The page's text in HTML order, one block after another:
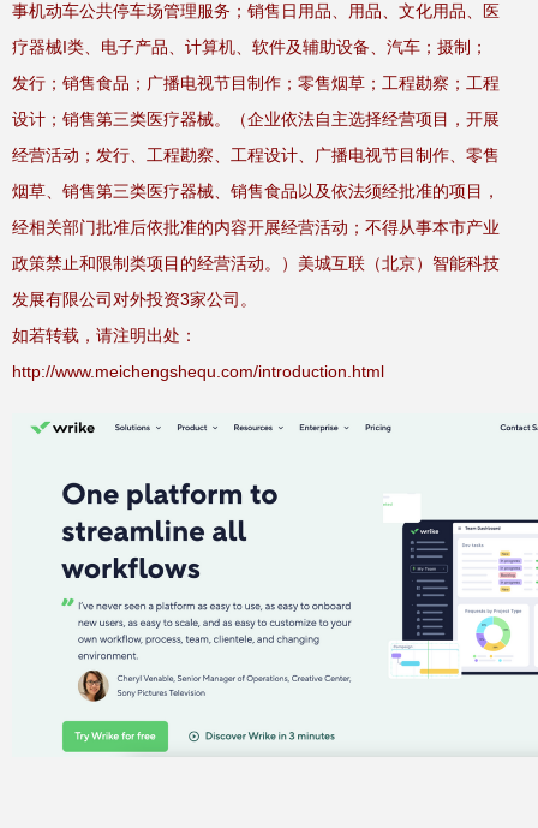
事机动车公共停车场管理服务；销售日用品、用品、文化用品、医
疗器械I类、电子产品、计算机、软件及辅助设备、汽车；摄制；
发行；销售食品；广播电视节目制作；零售烟草；工程勘察；工程
设计；销售第三类医疗器械。（企业依法自主选择经营项目，开展
经营活动；发行、工程勘察、工程设计、广播电视节目制作、零售
烟草、销售第三类医疗器械、销售食品以及依法须经批准的项目，
经相关部门批准后依批准的内容开展经营活动；不得从事本市产业
政策禁止和限制类项目的经营活动。）美城互联（北京）智能科技
发展有限公司对外投资3家公司。
如若转载，请注明出处：
http://www.meichengshequ.com/introduction.html